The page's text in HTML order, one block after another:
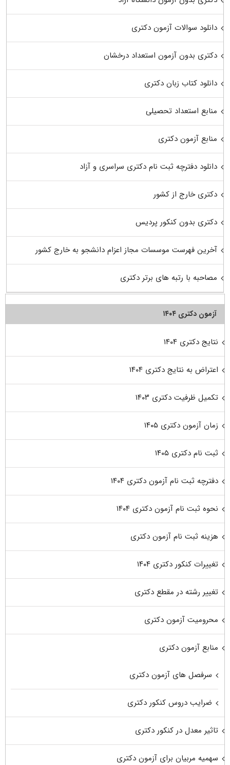
دانلود سوالات آزمون دکتری
دکتری بدون آزمون استعداد درخشان
دانلود کتاب زبان دکتری
منابع استعداد تحصیلی
منابع آزمون دکتری
دانلود دفترچه ثبت نام دکتری سراسری و آزاد
دکتری خارج از کشور
دکتری بدون کنکور پردیس
آخرین فهرست موسسات مجاز اعزام دانشجو به خارج کشور
مصاحبه با رتبه های برتر دکتری
آزمون دکتری ۱۴۰۴
نتایج دکتری ۱۴۰۴
اعتراض به نتایج دکتری ۱۴۰۴
تکمیل ظرفیت دکتری ۱۴۰۳
زمان آزمون دکتری ۱۴۰۵
ثبت نام دکتری ۱۴۰۵
دفترچه ثبت نام آزمون دکتری ۱۴۰۴
نحوه ثبت نام آزمون دکتری ۱۴۰۴
هزینه ثبت نام آزمون دکتری
تغییرات کنکور دکتری ۱۴۰۴
تغییر رشته در مقطع دکتری
محرومیت آزمون دکتری
منابع آزمون دکتری
سرفصل های آزمون دکتری
ضرایب دروس کنکور دکتری
تاثیر معدل در کنکور دکتری
سهمیه مربیان برای آزمون دکتری